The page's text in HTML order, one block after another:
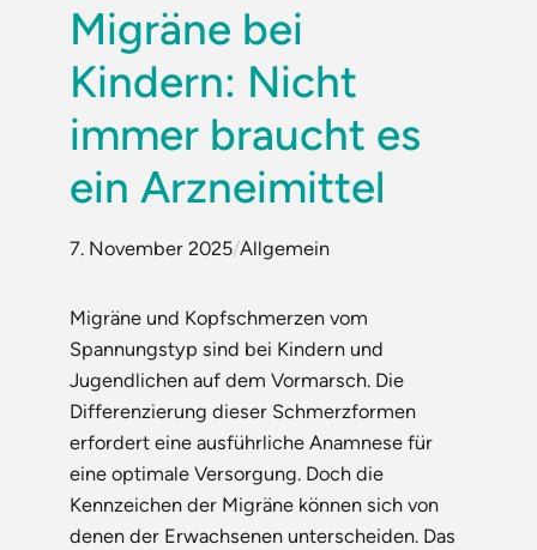
Migräne bei
Kindern: Nicht
immer braucht es
ein Arzneimittel
7. November 2025/Allgemein
Migräne und Kopfschmerzen vom
Spannungstyp sind bei Kindern und
Jugendlichen auf dem Vormarsch. Die
Differenzierung dieser Schmerz­formen
erfordert eine ausführliche Anamnese für
eine optimale Versorgung. Doch die
Kennzeichen der Migräne können sich von
denen der Erwachsenen unterscheiden. Das